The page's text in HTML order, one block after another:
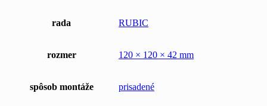
rada RUBIC
rozmer 120 × 120 × 42 mm
spôsob montáže prisadené